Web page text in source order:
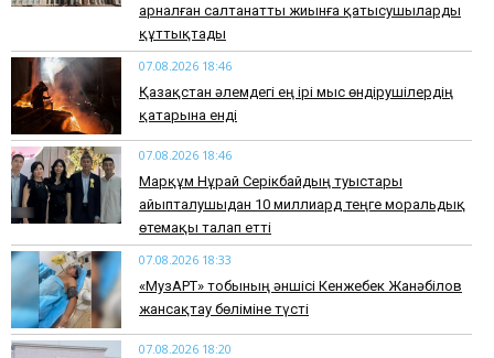
арналған салтанатты жиынға қатысушыларды
құттықтады
07.08.2026 18:46
Қазақстан әлемдегі ең ірі мыс өндірушілердің
қатарына енді
07.08.2026 18:46
Марқұм Нұрай Серікбайдың туыстары
айыпталушыдан 10 миллиард теңге моральдық
өтемақы талап етті
07.08.2026 18:33
«МузАРТ» тобының әншісі Кенжебек Жанәбілов
жансақтау бөліміне түсті
07.08.2026 18:20